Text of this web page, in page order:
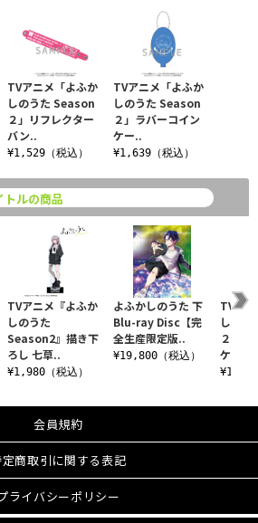
TVアニメ「よふか
しのうた Season
２」リフレクター
バン..
¥1,529（税込）
TVアニメ「よふか
しのうた Season
２」ラバーコイン
ケー..
¥1,639（税込）
トルの商品
TVアニメ『よふか
しのうた
Season2』描き下
ろし 七草..
¥1,980（税込）
よふかしのうた 下
Blu-ray Disc【完
全生産限定版..
¥19,800（税込）
TVア
しの
２」ラ
ケー..
¥1,639
会員規約
商取引に関する表記
ライバシーポリシー